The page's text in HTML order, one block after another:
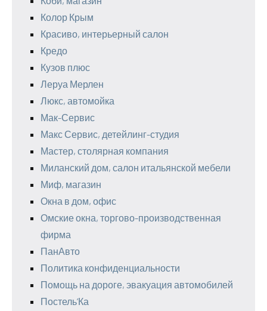
Колор Крым
Красиво, интерьерный салон
Кредо
Кузов плюс
Леруа Мерлен
Люкс, автомойка
Мак-Сервис
Макс Сервис, детейлинг-студия
Мастер, столярная компания
Миланский дом, салон итальянской мебели
Миф, магазин
Окна в дом, офис
Омские окна, торгово-производственная
фирма
ПанАвто
Политика конфиденциальности
Помощь на дороге, эвакуация автомобилей
Постель’Ка